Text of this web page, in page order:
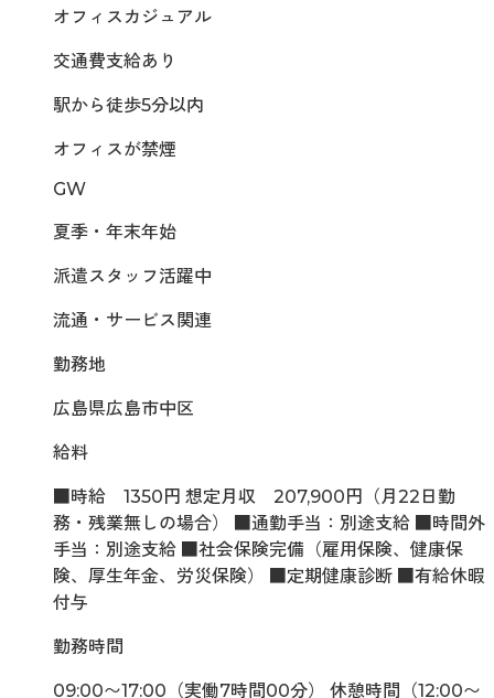
オフィスカジュアル
交通費支給あり
駅から徒歩5分以内
オフィスが禁煙
GW
夏季・年末年始
派遣スタッフ活躍中
流通・サービス関連
勤務地
広島県広島市中区
給料
■時給 1350円 想定月収 207,900円（月22日勤
務・残業無しの場合） ■通勤手当：別途支給 ■時間外
手当：別途支給 ■社会保険完備（雇用保険、健康保
険、厚生年金、労災保険） ■定期健康診断 ■有給休暇
付与
勤務時間
09:00〜17:00（実働7時間00分） 休憩時間（12:00〜